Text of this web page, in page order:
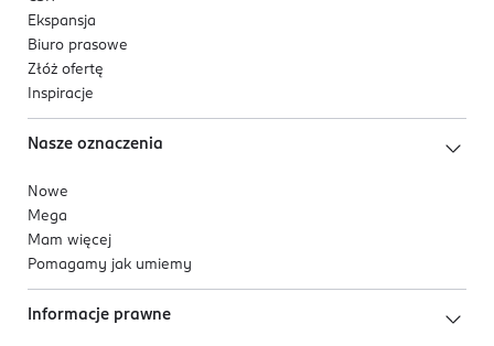
Ekspansja
Biuro prasowe
Złóż ofertę
Inspiracje
Nasze oznaczenia
Nowe
Mega
Mam więcej
Pomagamy jak umiemy
Informacje prawne